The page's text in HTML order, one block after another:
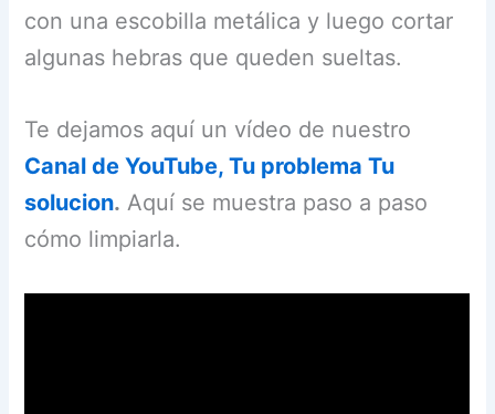
con una escobilla metálica y luego cortar
algunas hebras que queden sueltas.
Te dejamos aquí un vídeo de nuestro
Canal de YouTube, Tu problema Tu
solucion. Aquí se muestra paso a paso
cómo limpiarla.